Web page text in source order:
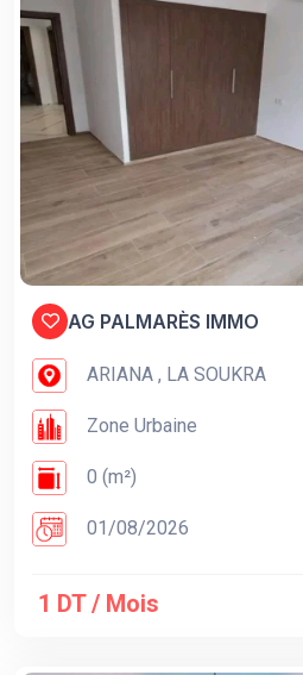
AG PALMARÈS IMMO
ARIANA , LA SOUKRA
Zone Urbaine
0 (m²)
01/08/2026
1 DT / Mois